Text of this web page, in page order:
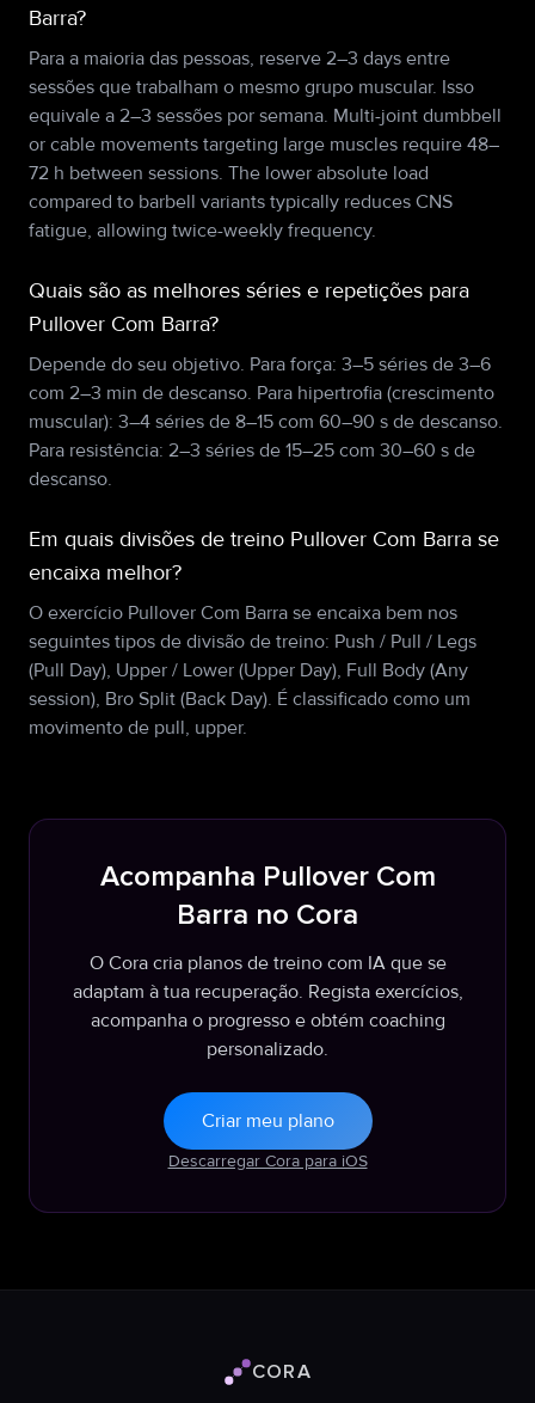
Barra?
Para a maioria das pessoas, reserve 2–3 days entre
sessões que trabalham o mesmo grupo muscular. Isso
equivale a 2–3 sessões por semana. Multi-joint dumbbell
or cable movements targeting large muscles require 48–
72 h between sessions. The lower absolute load
compared to barbell variants typically reduces CNS
fatigue, allowing twice-weekly frequency.
Quais são as melhores séries e repetições para
Pullover Com Barra?
Depende do seu objetivo. Para força: 3–5 séries de 3–6
com 2–3 min de descanso. Para hipertrofia (crescimento
muscular): 3–4 séries de 8–15 com 60–90 s de descanso.
Para resistência: 2–3 séries de 15–25 com 30–60 s de
descanso.
Em quais divisões de treino Pullover Com Barra se
encaixa melhor?
O exercício Pullover Com Barra se encaixa bem nos
seguintes tipos de divisão de treino: Push / Pull / Legs
(Pull Day), Upper / Lower (Upper Day), Full Body (Any
session), Bro Split (Back Day). É classificado como um
movimento de pull, upper.
Acompanha Pullover Com
Barra no Cora
O Cora cria planos de treino com IA que se
adaptam à tua recuperação. Regista exercícios,
acompanha o progresso e obtém coaching
personalizado.
Criar meu plano
Descarregar Cora para iOS
Logotipo Cora
CORA